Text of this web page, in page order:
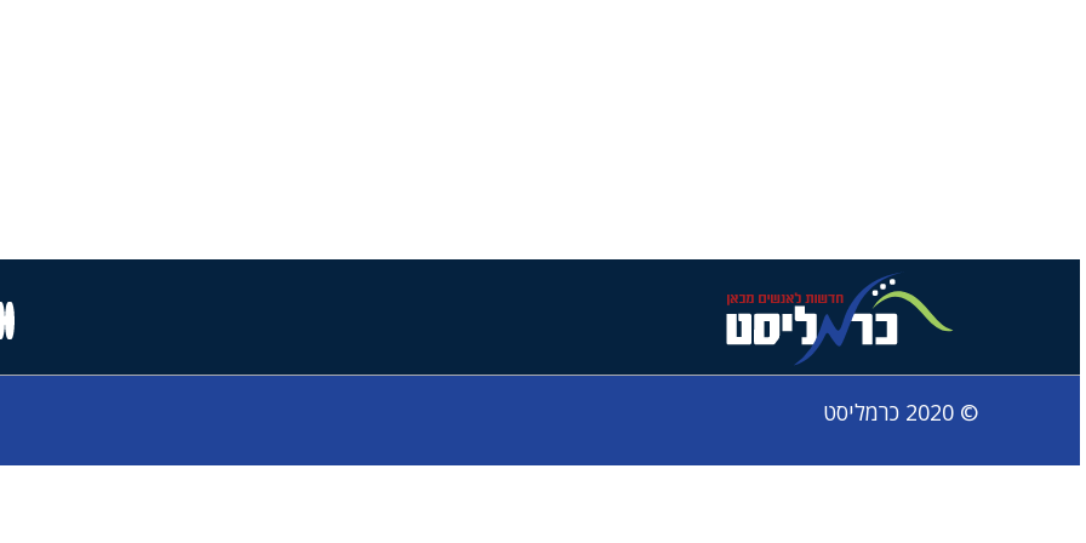
© 2020 כרמליסט